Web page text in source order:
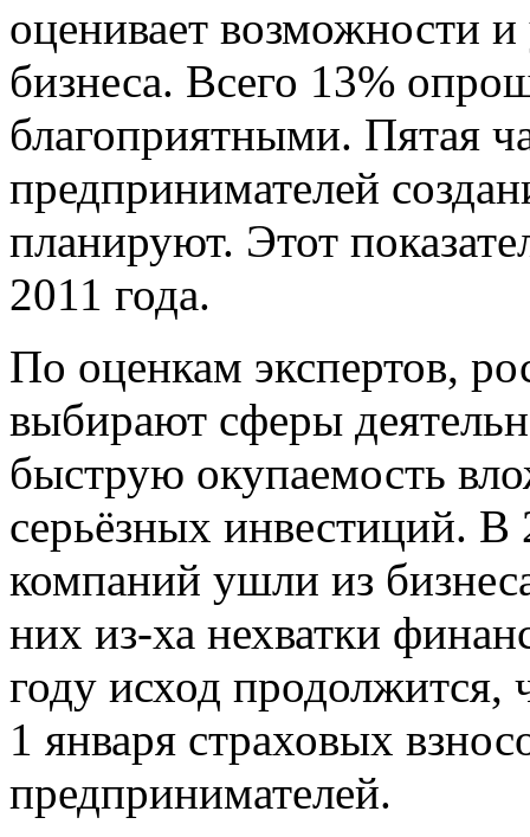
оценивает возможности и
бизнеса. Всего 13%
благоприятными. Пятая
предпринимателей
планируют. Этот
2011 года.
По оценкам экспертов,
выбирают сферы
быструю окупаемость
серьёзных инвестиций.
компаний ушли из
них из-ха нехватки
году исход
1 января страховых
предпринимателей.